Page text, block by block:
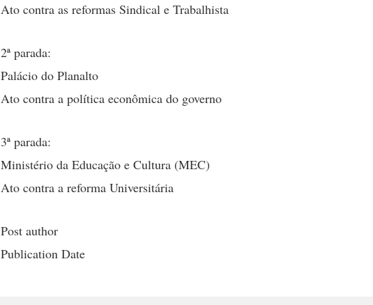
Ato contra as reformas Sindical e Trabalhista
2ª parada:
Palácio do Planalto
Ato contra a política econômica do governo
3ª parada:
Ministério da Educação e Cultura (MEC)
Ato contra a reforma Universitária
Post author
Publication Date